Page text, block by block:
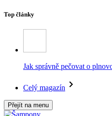
Top články
Jak správně pečovat o
Celý magazín
Přejít na menu